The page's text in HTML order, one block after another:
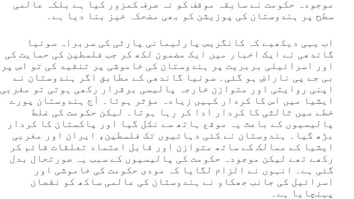
موجودہ حکومت نے سابقہ موقف کو نہ صرف کمزور کیا ہے بلکہ عالمی
سطح پر ہندوستان کی پوزیشن کو بھی مضحکہ خیز بنا دیا ہے۔
اب یہی دیکھیے کہ کانگریس پارلیمانی پارٹی کی سربراہ سونیا
گاندھی نے ایک اخبار میں ایک مضمون لکھ کر جب فلسطین کی حمایت کی
اور اسرائیلی بربریت پر ہندوستان کی خاموشی پر تنقید کی تو اس پر
بی جے پی ناراض ہو گئی۔ سونیا گاندھی کے مطابق اگر ہندوستان نے
اپنی روایتی اور متوازن خارجہ پالیسی برقرار رکھی ہوتی تو مغربی
ایشیا میں اس کا کردار کہیں زیادہ مؤثر ہوتا۔ آج ہندوستان پورے
خطے میں ثالثی کا کردار ادا کر رہا ہوتا۔ لیکن حکومت کی غلط
پالیسیوں کے باعث یہ موقع ہاتھ سے نکل گیا اور پاکستان کا کردار
بڑھ گیا۔ ہندوستان نے کئی دہائیوں تک فلسطین، ایران اور مغربی
ایشیا کے ممالک کے ساتھ متوازن اور قابل اعتماد تعلقات قائم کر
رکھے تھے لیکن موجودہ حکومت کی پالیسیوں کے سبب یہ صورتحال بدل
گئی ہے۔ انہوں نے الزام لگایا کہ مودی حکومت کی خاموشی اور
اسرائیل کی جانب جھکاو نے ہندوستان کی عالمی ساکھ کو نقصان
پہنچایا ہے۔